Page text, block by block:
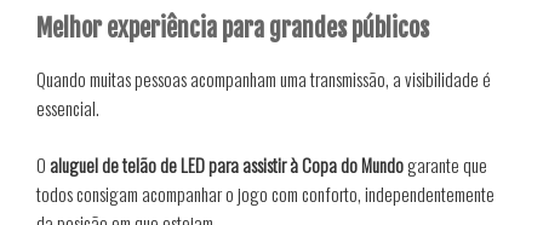
Melhor experiência para grandes públicos
Quando muitas pessoas acompanham uma transmissão, a visibilidade é
essencial.
O aluguel de telão de LED para assistir à Copa do Mundogarante que
todos consigam acompanhar o jogo com conforto, independentemente